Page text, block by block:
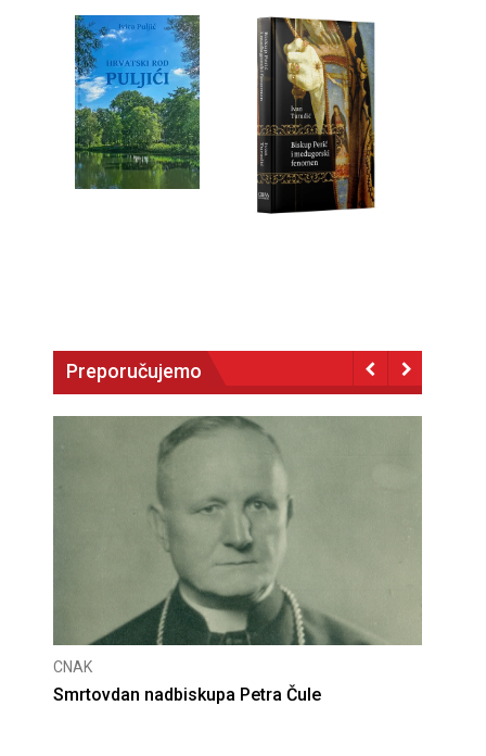
Preporučujemo
CNAK
Deseta obljetnica poništenja komunističke